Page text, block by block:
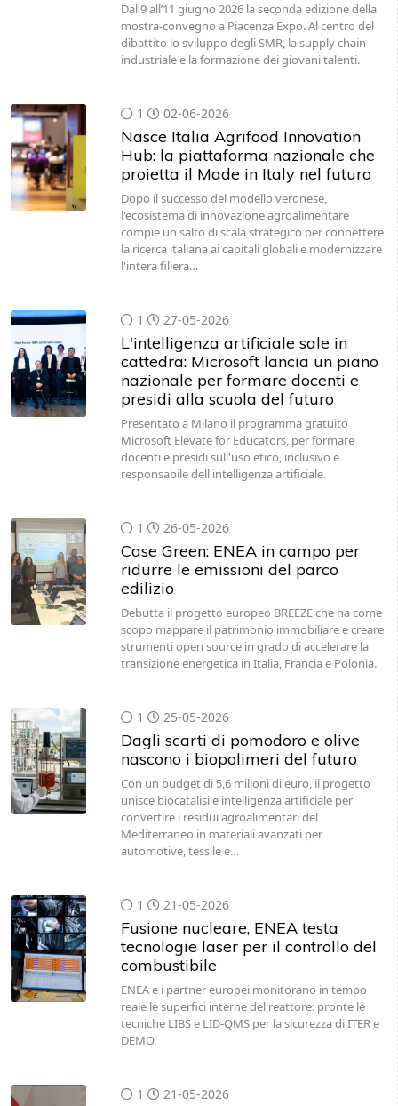
Dal 9 all’11 giugno 2026 la seconda edizione della
mostra-convegno a Piacenza Expo. Al centro del
dibattito lo sviluppo degli SMR, la supply chain
industriale e la formazione dei giovani talenti.
1 02-06-2026
Nasce Italia Agrifood Innovation
Hub: la piattaforma nazionale che
proietta il Made in Italy nel futuro
Dopo il successo del modello veronese,
l'ecosistema di innovazione agroalimentare
compie un salto di scala strategico per connettere
la ricerca italiana ai capitali globali e modernizzare
l'intera filiera…
1 27-05-2026
L'intelligenza artificiale sale in
cattedra: Microsoft lancia un piano
nazionale per formare docenti e
presidi alla scuola del futuro
Presentato a Milano il programma gratuito
Microsoft Elevate for Educators, per formare
docenti e presidi sull'uso etico, inclusivo e
responsabile dell'intelligenza artificiale.
1 26-05-2026
Case Green: ENEA in campo per
ridurre le emissioni del parco
edilizio
Debutta il progetto europeo BREEZE che ha come
scopo mappare il patrimonio immobiliare e creare
strumenti open source in grado di accelerare la
transizione energetica in Italia, Francia e Polonia.
1 25-05-2026
Dagli scarti di pomodoro e olive
nascono i biopolimeri del futuro
Con un budget di 5,6 milioni di euro, il progetto
unisce biocatalisi e intelligenza artificiale per
convertire i residui agroalimentari del
Mediterraneo in materiali avanzati per
automotive, tessile e…
1 21-05-2026
Fusione nucleare, ENEA testa
tecnologie laser per il controllo del
combustibile
ENEA e i partner europei monitorano in tempo
reale le superfici interne del reattore: pronte le
tecniche LIBS e LID-QMS per la sicurezza di ITER e
DEMO.
1 21-05-2026